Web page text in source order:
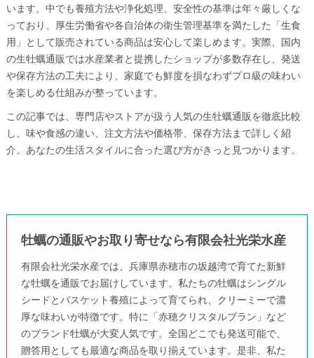
います。中でも養殖方法や浄化処理、安全性の基準は年々厳しくな
っており、厚生労働省や各自治体の衛生管理基準を満たした「生食
用」として販売されている商品は安心して楽しめます。実際、国内
の生牡蠣通販では水産業者と提携したショップが多数存在し、発送
や保存方法の工夫により、家庭でも鮮度を損なわずプロ級の味わい
を楽しめる仕組みが整っています。
この記事では、専門店やストアが扱う人気の生牡蠣通販を徹底比較
し、味や食感の違い、注文方法や価格帯、保存方法まで詳しく紹
介。あなたの生活スタイルに合った選び方がきっと見つかります。
牡蠣の通販やお取り寄せなら有限会社光栄水産
有限会社光栄水産では、兵庫県赤穂市の坂越湾で育てた新鮮
な牡蠣を通販でお届けしています。私たちの牡蠣はシングル
シードとバスケット養殖によって育てられ、クリーミーで濃
厚な味わいが特徴です。特に「赤穂クリスタルブラン」など
のブランド牡蠣が大変人気です。全国どこでも発送可能で、
贈答用としても最適な商品を取り揃えています。是非、私た